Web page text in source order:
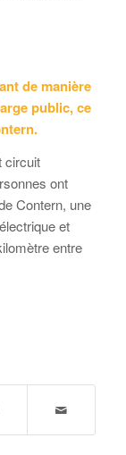
de manière
public, ce
circuit
ont
Contern, une
et
entre